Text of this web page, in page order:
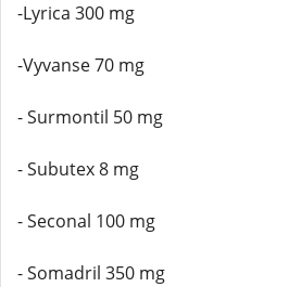
-Lyrica 300 mg
-Vyvanse 70 mg
- Surmontil 50 mg
- Subutex 8 mg
- Seconal 100 mg
- Somadril 350 mg